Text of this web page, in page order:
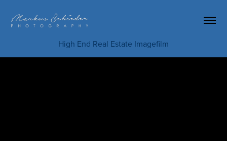
High End Real Estate Imagefilm